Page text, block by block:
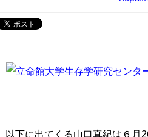
以下に出てくる山口真紀は６月